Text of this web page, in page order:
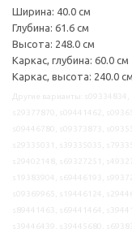
Ширина: 40.0 см
Глубина: 61.6 см
Высота: 248.0 см
Каркас, глубина: 60.0 см
Каркас, высота: 240.0 см